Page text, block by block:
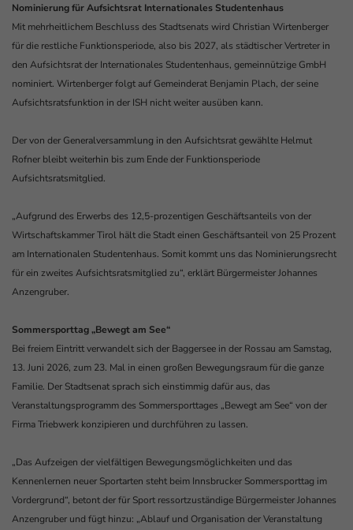
Nominierung für Aufsichtsrat Internationales Studentenhaus
Mit mehrheitlichem Beschluss des Stadtsenats wird Christian Wirtenberger
für die restliche Funktionsperiode, also bis 2027, als städtischer Vertreter in
den Aufsichtsrat der Internationales Studentenhaus, gemeinnützige GmbH
nominiert. Wirtenberger folgt auf Gemeinderat Benjamin Plach, der seine
Aufsichtsratsfunktion in der ISH nicht weiter ausüben kann.
Der von der Generalversammlung in den Aufsichtsrat gewählte Helmut
Rofner bleibt weiterhin bis zum Ende der Funktionsperiode
Aufsichtsratsmitglied.
„Aufgrund des Erwerbs des 12,5-prozentigen Geschäftsanteils von der
Wirtschaftskammer Tirol hält die Stadt einen Geschäftsanteil von 25 Prozent
am Internationalen Studentenhaus. Somit kommt uns das Nominierungsrecht
für ein zweites Aufsichtsratsmitglied zu“, erklärt Bürgermeister Johannes
Anzengruber.
Sommersporttag „Bewegt am See“
Bei freiem Eintritt verwandelt sich der Baggersee in der Rossau am Samstag,
13. Juni 2026, zum 23. Mal in einen großen Bewegungsraum für die ganze
Familie. Der Stadtsenat sprach sich einstimmig dafür aus, das
Veranstaltungsprogramm des Sommersporttages „Bewegt am See“ von der
Firma Triebwerk konzipieren und durchführen zu lassen.
„Das Aufzeigen der vielfältigen Bewegungsmöglichkeiten und das
Kennenlernen neuer Sportarten steht beim Innsbrucker Sommersporttag im
Vordergrund“, betont der für Sport ressortzuständige Bürgermeister Johannes
Anzengruber und fügt hinzu: „Ablauf und Organisation der Veranstaltung